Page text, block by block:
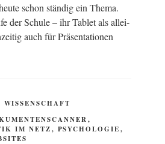
schon stän­dig ein The­ma.
der Schu­le – ihr Tablet als allei­
auch für Prä­sen­ta­tio­nen
WISSENSCHAFT
,
IM NETZ, PSYCHOLOGIE,